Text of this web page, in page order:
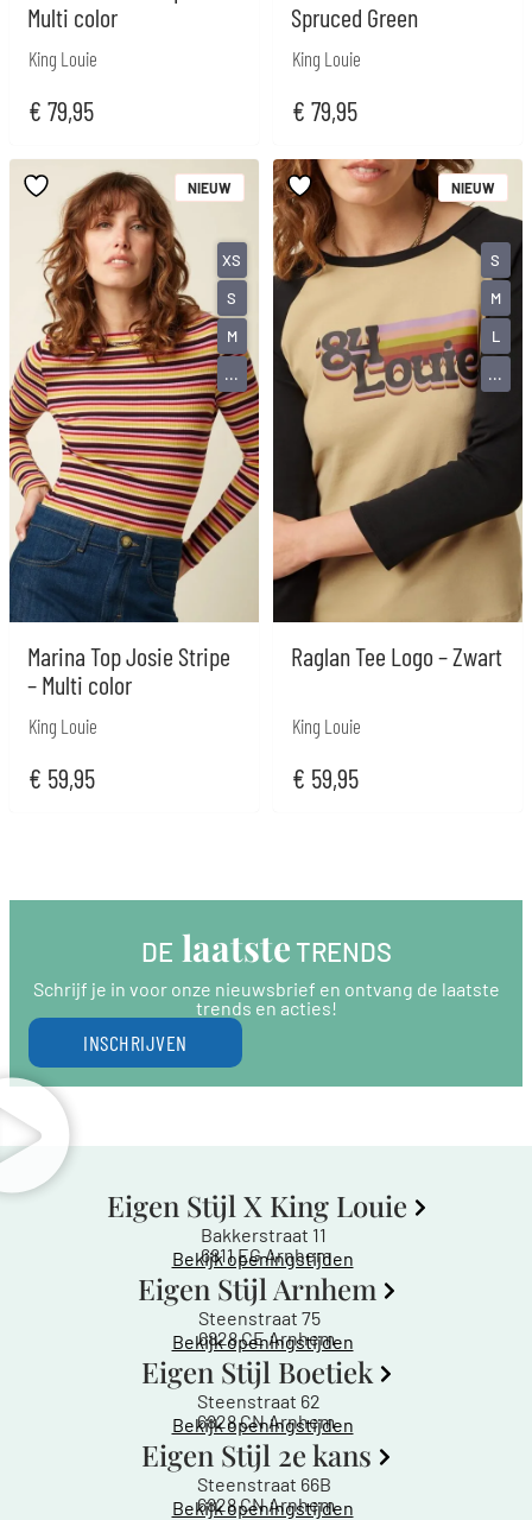
Multi color
King Louie
€ 79,95
Spruced Green
King Louie
€ 79,95
Marina Top Josie Stripe
– Multi color
King Louie
€ 59,95
NIEUW
XS
S
M
...
Raglan Tee Logo – Zwart
King Louie
€ 59,95
NIEUW
S
M
L
...
DE laatste TRENDS
Schrijf je in voor onze nieuwsbrief en ontvang de laatste
trends en acties!
INSCHRIJVEN
Eigen Stijl X King Louie
Bakkerstraat 11
6811 EG Arnhem
Bekijk openingstijden
Eigen Stijl Arnhem
Steenstraat 75
6828 CE Arnhem
Bekijk openingstijden
Eigen Stijl Boetiek
Steenstraat 62
6828 CN Arnhem
Bekijk openingstijden
Eigen Stijl 2e kans
Steenstraat 66B
6828 CN Arnhem
Bekijk openingstijden